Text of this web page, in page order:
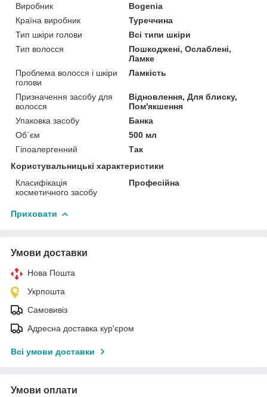
Виробник
Bogenia
Країна виробник
Туреччина
Тип шкіри голови
Всі типи шкіри
Тип волосся
Пошкоджені, Ослаблені,
Ламке
Проблема волосся і шкіри
голови
Ламкість
Призначення засобу для
волосся
Відновлення, Для блиску,
Пом'якшення
Упаковка засобу
Банка
Об`єм
500 мл
Гіпоалергенний
Так
Користувальницькі характеристики
Класифікація
косметичного засобу
Професійна
Приховати
Умови доставки
Нова Пошта
Укрпошта
Самовивіз
Адресна доставка кур'єром
Всі умови доставки
Умови оплати